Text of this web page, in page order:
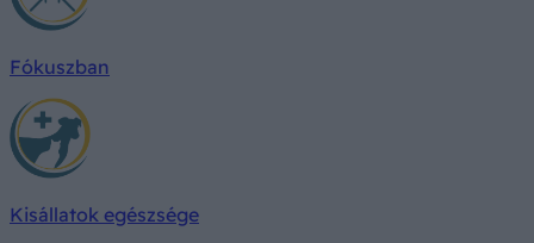
Fókuszban
Kisállatok egészsége